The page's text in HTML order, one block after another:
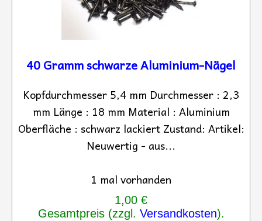
40 Gramm schwarze Aluminium-Nägel
Kopfdurchmesser 5,4 mm Durchmesser : 2,3
mm Länge : 18 mm Material : Aluminium
Oberfläche : schwarz lackiert Zustand: Artikel:
Neuwertig - aus...
1 mal vorhanden
1,00 €
Gesamtpreis (zzgl. Versandkosten).